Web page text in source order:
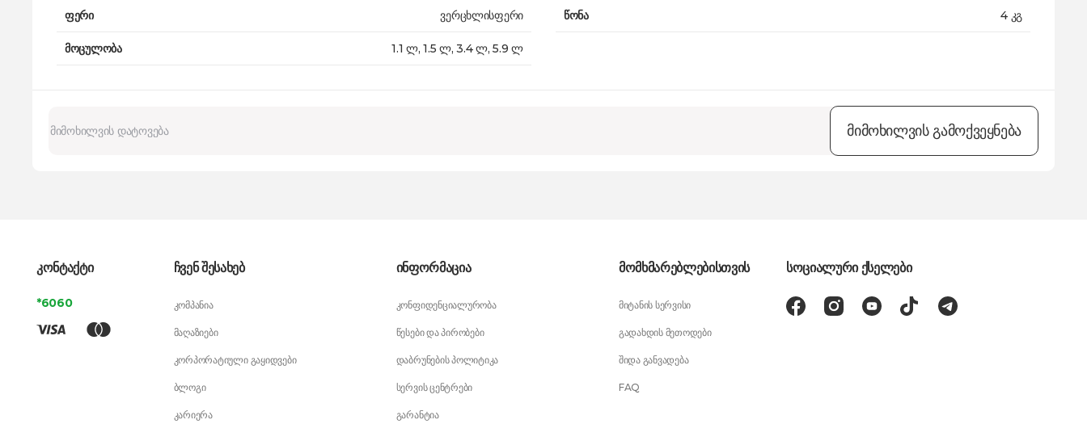
ფერი ვერცხლისფერი
მოცულობა 1.1 ლ, 1.5 ლ, 3.4 ლ, 5.9 ლ
წონა 4 კგ
მიმოხილვის გამოქვეყნება
კონტაქტი
*6060
ჩვენ შესახებ
კომპანია
მაღაზიები
კორპორატიული გაყიდვები
ბლოგი
კარიერა
ინფორმაცია
კონფიდენციალურობა
წესები და პირობები
დაბრუნების პოლიტიკა
სერვის ცენტრები
გარანტია
მომხმარებლებისთვის
მიტანის სერვისი
გადახდის მეთოდები
შიდა განვადება
FAQ
სოციალური ქსელები